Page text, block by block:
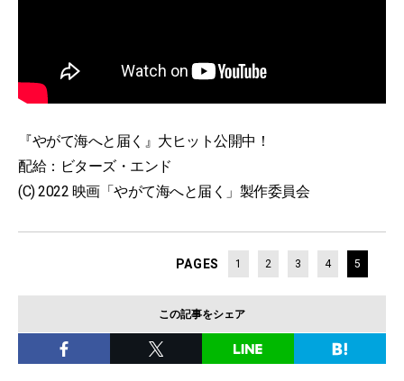
『やがて海へと届く』大ヒット公開中！
配給：ビターズ・エンド
(C) 2022 映画「やがて海へと届く」製作委員会
PAGES 1 2 3 4 5
この記事をシェア